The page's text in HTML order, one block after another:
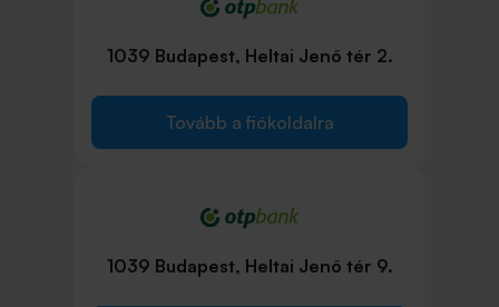
1039 Budapest, Heltai Jenő tér 2.
Tovább a fiókoldalra
1039 Budapest, Heltai Jenő tér 9.